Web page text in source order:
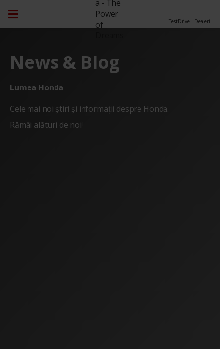
TestDrive Dealeri
News & Blog
Lumea Honda
Cele mai noi știri și informații despre Honda.
Rămâi alături de noi!